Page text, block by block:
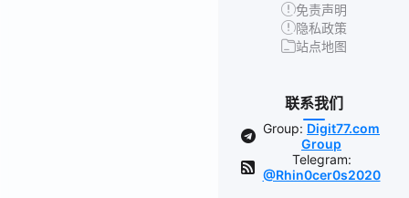
免责声明
隐私政策
站点地图
联系我们
Group: Digit77.com
Group
Telegram:
@Rhin0cer0s2020